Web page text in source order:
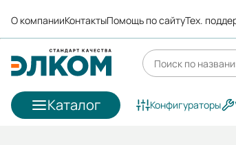
О компанииКонтактыПомощь по сайтуТех.
Каталог Конфигураторы